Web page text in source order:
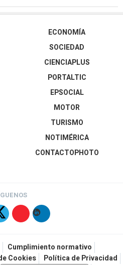
ECONOMÍA
SOCIEDAD
CIENCIAPLUS
PORTALTIC
EPSOCIAL
MOTOR
TURISMO
NOTIMÉRICA
CONTACTOPHOTO
Cumplimiento normativo
Cookies
Política de Privacidad